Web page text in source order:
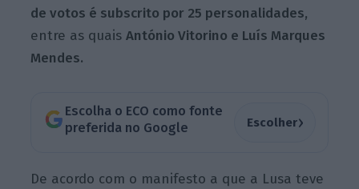
de votos é subscrito por 25 personalidades,
entre as quaisAntónio Vitorino e Luís Marques
Mendes.
Escolha o ECO como fonte
preferida no Google
Escolher›
De acordo com o manifesto a que a Lusa teve